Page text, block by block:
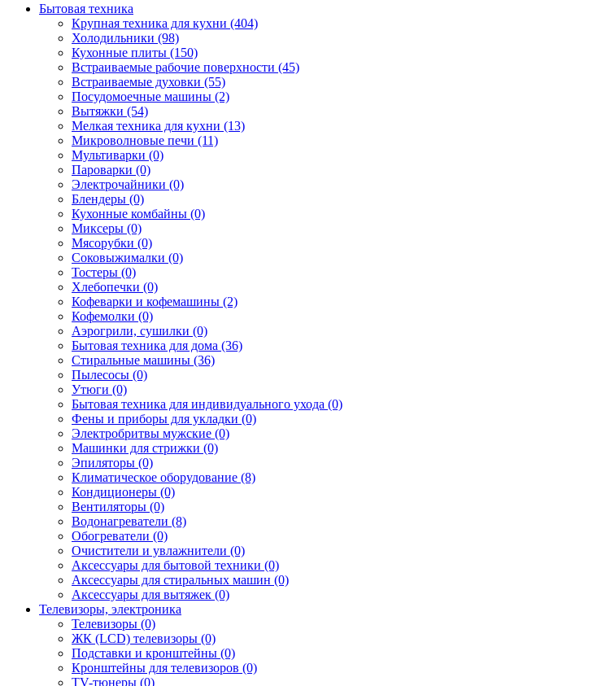
Бытовая техника
Крупная техника для кухни (404)
Холодильники (98)
Кухонные плиты (150)
Встраиваемые рабочие поверхности (45)
Встраиваемые духовки (55)
Посудомоечные машины (2)
Вытяжки (54)
Мелкая техника для кухни (13)
Микроволновые печи (11)
Мультиварки (0)
Пароварки (0)
Электрочайники (0)
Блендеры (0)
Кухонные комбайны (0)
Миксеры (0)
Мясорубки (0)
Соковыжималки (0)
Тостеры (0)
Хлебопечки (0)
Кофеварки и кофемашины (2)
Кофемолки (0)
Аэрогрили, сушилки (0)
Бытовая техника для дома (36)
Стиральные машины (36)
Пылесосы (0)
Утюги (0)
Бытовая техника для индивидуального ухода (0)
Фены и приборы для укладки (0)
Электробритвы мужские (0)
Машинки для стрижки (0)
Эпиляторы (0)
Климатическое оборудование (8)
Кондиционеры (0)
Вентиляторы (0)
Водонагреватели (8)
Обогреватели (0)
Очистители и увлажнители (0)
Аксессуары для бытовой техники (0)
Аксессуары для стиральных машин (0)
Аксессуары для вытяжек (0)
Телевизоры, электроника
Телевизоры (0)
ЖК (LCD) телевизоры (0)
Подставки и кронштейны (0)
Кронштейны для телевизоров (0)
TV-тюнеры (0)